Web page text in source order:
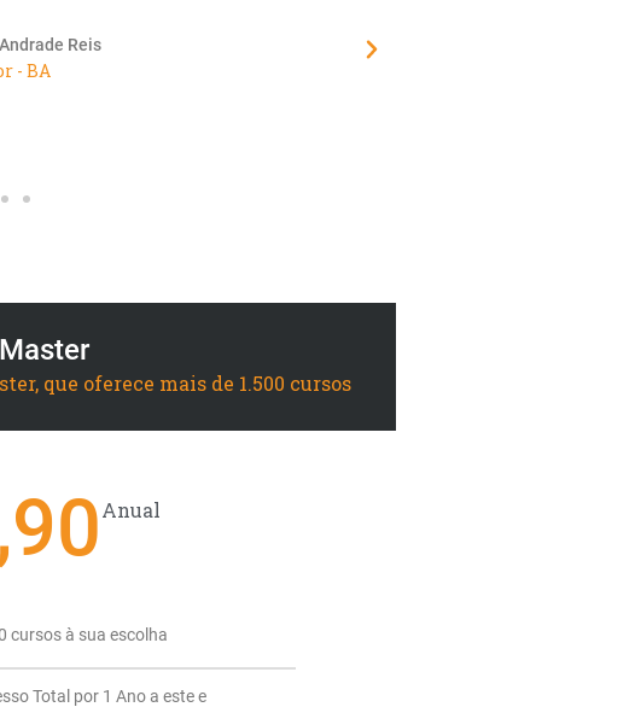
como vocês...
que oferece mais de 1.500 cursos
Anual
cursos à sua escolha
Total por 1 Ano a este e